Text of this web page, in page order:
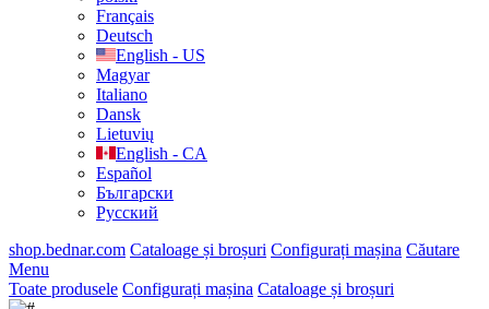
Français
Deutsch
English - US
Magyar
Italiano
Dansk
Lietuvių
English - CA
Español
Български
Русский
shop.bednar.com Cataloage și broșuri Configurați mașina Căutare
Menu
Toate produsele Configurați mașina Cataloage și broșuri